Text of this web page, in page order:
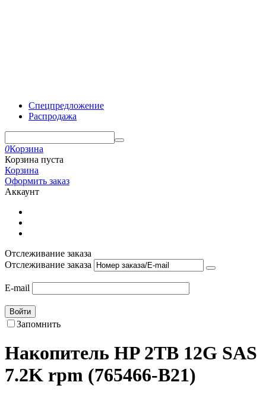
Спецпредложение
Распродажа
0Корзина
Корзина пуста
Корзина
Оформить заказ
Аккаунт
Отслеживание заказа
Отслеживание заказа
E-mail
Войти
Запомнить
Накопитель HP 2TB 12G SAS
7.2K rpm (765466-B21)